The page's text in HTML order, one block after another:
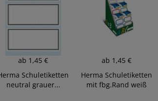
ab 1,45 €
Schuletiketten
neutral grauer...
ab 1,45 €
Herma Schuletiketten
mit fbg.Rand weiß